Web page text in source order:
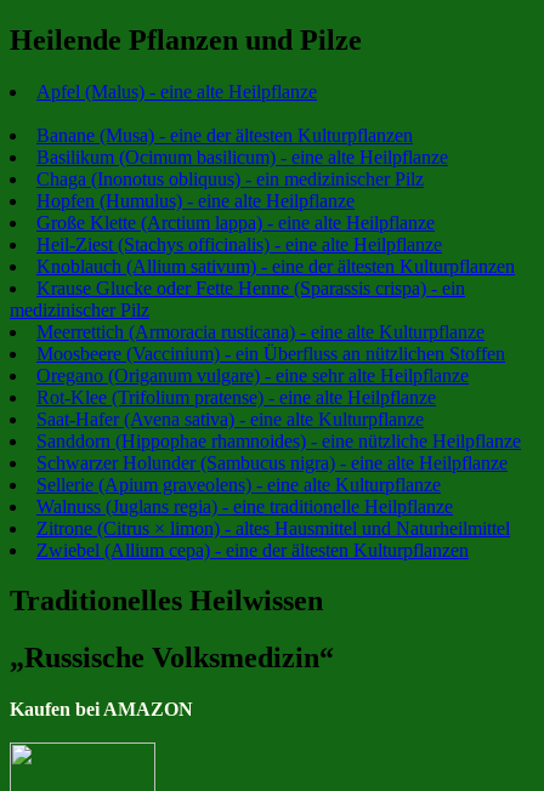
Heilende Pflanzen und Pilze
Apfel (Malus) - eine alte Heilpflanze
Banane (Musa) - eine der ältesten Kulturpflanzen
Basilikum (Ocimum basilicum) - eine alte Heilpflanze
Chaga (Inonotus obliquus) - ein medizinischer Pilz
Hopfen (Humulus) - eine alte Heilpflanze
Große Klette (Arctium lappa) - eine alte Heilpflanze
Heil-Ziest (Stachys officinalis) - eine alte Heilpflanze
Knoblauch (Allium sativum) - eine der ältesten Kulturpflanzen
Krause Glucke oder Fette Henne (Sparassis crispa) - ein
medizinischer Pilz
Meerrettich (Armoracia rusticana) - eine alte Kulturpflanze
Moosbeere (Vaccinium) - ein Überfluss an nützlichen Stoffen
Oregano (Origanum vulgare) - eine sehr alte Heilpflanze
Rot-Klee (Trifolium pratense) - eine alte Heilpflanze
Saat-Hafer (Avena sativa) - eine alte Kulturpflanze
Sanddorn (Hippophae rhamnoides) - eine nützliche Heilpflanze
Schwarzer Holunder (Sambucus nigra) - eine alte Heilpflanze
Sellerie (Apium graveolens) - eine alte Kulturpflanze
Walnuss (Juglans regia) - eine traditionelle Heilpflanze
Zitrone (Citrus × limon) - altes Hausmittel und Naturheilmittel
Zwiebel (Allium cepa) - eine der ältesten Kulturpflanzen
Traditionelles Heilwissen
„Russische Volksmedizin“
Kaufen bei AMAZON